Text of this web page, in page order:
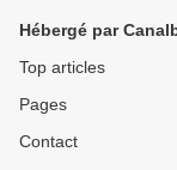
Hébergé par
Top articles
Pages
Contact